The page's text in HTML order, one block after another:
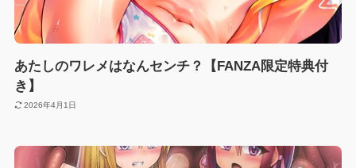
あたしのワレメはなんセンチ？【FANZA限定特典付
き】
2026年4月1日